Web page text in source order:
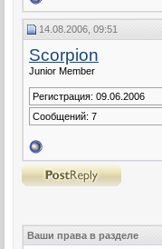
14.08.2006, 09:51
Scorpion
Junior Member
Регистрация: 09.06.2006
Сообщений: 7
Ваши права в разделе